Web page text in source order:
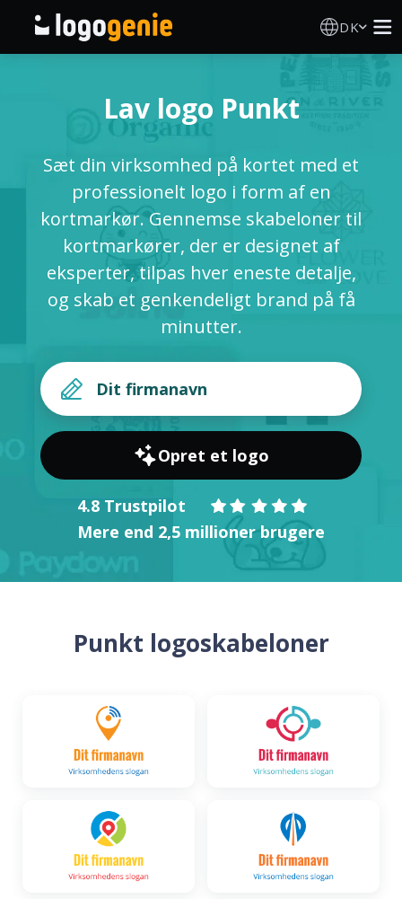
DK
AI logogenerator
Logoidéer
Trykte produkter
Om
LOG IND
Lav logo Punkt
Sæt din virksomhed på kortet med et
professionelt logo i form af en
kortmarkør. Gennemse skabeloner til
kortmarkører, der er designet af
eksperter, tilpas hver eneste detalje,
og skab et genkendeligt brand på få
minutter.
Opret et logo
4.8 Trustpilot
Mere end 2,5 millioner brugere
Punkt logoskabeloner